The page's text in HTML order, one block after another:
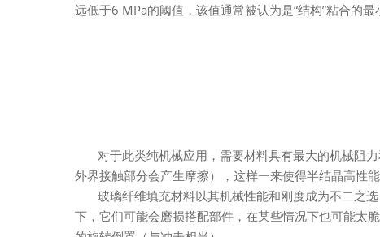
远低于6 MPa的阈值，该值通常被认为是“结构”粘合的最
对于此类纯机械应用，需要材料具有最大的机械阻力
外界接触部分会产生摩擦），这样一来使得半结晶高性能
玻璃纤维填充材料以其机械性能和刚度成为不二之选
下，它们可能会磨损搭配部件，在某些情况下也可能太